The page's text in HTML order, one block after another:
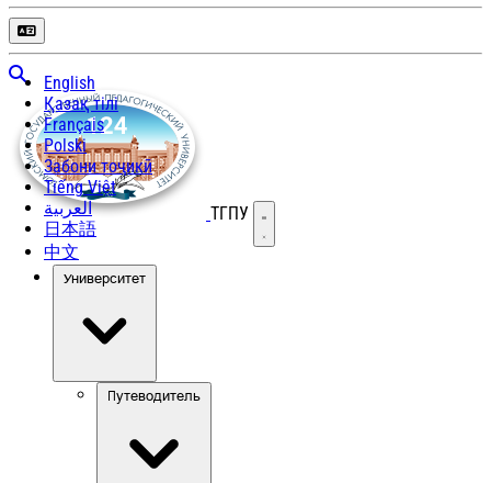
English
Қазақ тілі
Français
Polski
Забони тоҷикӣ
Tiếng Việt
العربية
日本語
中文
ТГПУ Открыть меню
Университет
Путеводитель